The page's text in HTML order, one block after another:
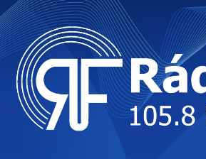
Skip
to
content